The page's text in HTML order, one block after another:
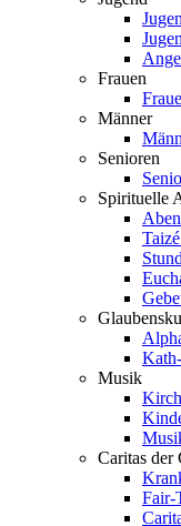
Frauen
Männer
Senioren
Spirituelle
Musik
Caritas der
Fair-